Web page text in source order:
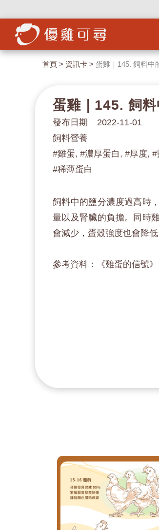
首頁 > 資訊卡 > 蛋雞｜145. 飼料中
蛋雞｜145. 飼
發布日期 2022-11-01
飼料營養
#雞蛋, #濃厚蛋白, #厚度,
#稀薄蛋白
飼料中的鹽分濃度過高時
量以及腎臟的負擔。同時
會減少，蛋殼強度也會降低
參考資料：《雞蛋的信號》